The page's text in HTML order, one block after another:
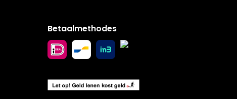
Betaalmethodes